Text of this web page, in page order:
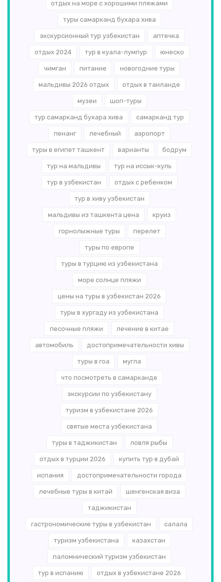
отдых на море с хорошими пляжами
туры самарканд бухара хива
экскурсионный тур узбекистан аптечка
отдых 2024 тур в куала-лумпур юнеско
чимган питание новогодние туры
мальдивы 2026 отдых отдых в таиланде
музеи шоп-туры
тур самарканд бухара хива самарканд тур
пенанг лечебный аэропорт
туры в египет ташкент варианты бодрум
тур на мальдивы тур на иссык-куль
тур в узбекистан отдых с ребенком
тур в хиву узбекистан
мальдивы из ташкента цена круиз
горнолыжные туры перелет
туры по европе
туры в турцию из узбекистана
море солнце пляжи
цены на туры в узбекистан 2026
туры в хургаду из узбекистана
песочные пляжи лечение в китае
автомобиль достопримечательности хивы
туры в гоа мугла
что посмотреть в самарканде
экскурсии по узбекистану
туризм в узбекистане 2026
святые места узбекистана
туры в таджикистан ловля рыбы
отдых в турции 2026 купить тур в дубай
испания достопримечательности города
лечебные туры в китай шенгенская виза
таджикистан
гастрономические туры в узбекистан салала
туризм узбекистана казахстан
паломнический туризм узбекистан
тур в испанию отдых в узбекистане 2026